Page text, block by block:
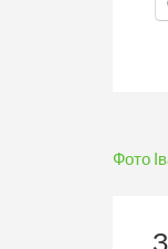
Фото